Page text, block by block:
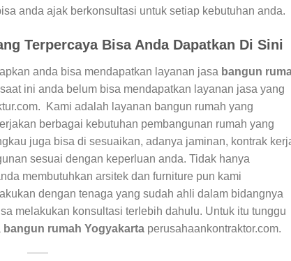
anda ajak berkonsultasi untuk setiap kebutuhan anda.
Terpercaya Bisa Anda Dapatkan Di Sini
anda bisa mendapatkan layanan jasa bangun
ini anda belum bisa mendapatkan layanan jasa yang
Kami adalah layanan bangun rumah yang
berbagai kebutuhan pembangunan rumah yang
juga bisa di sesuaikan, adanya jaminan, kontrak
sesuai dengan keperluan anda. Tidak hanya
membutuhkan arsitek dan furniture pun kami
dengan tenaga yang sudah ahli dalam bidangnya
melakukan konsultasi terlebih dahulu. Untuk itu tunggu
bangun rumah Yogyakarta perusahaankontraktor.com.